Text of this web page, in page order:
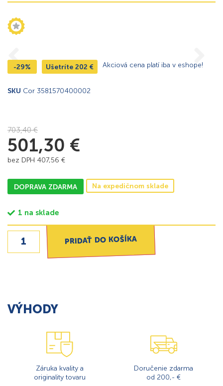
-29% Ušetríte 202 € Akciová cena platí iba v eshope!
SKU Cor 3581570400002
703,40€
501,30 €
bez DPH 407,56 €
DOPRAVA ZDARMA Na expedičnom sklade
1 na sklade
PRIDAŤ DO KOŠÍKA
VÝHODY
Záruka kvality a
originality tovaru
Doručenie zdarma
od 200,- €